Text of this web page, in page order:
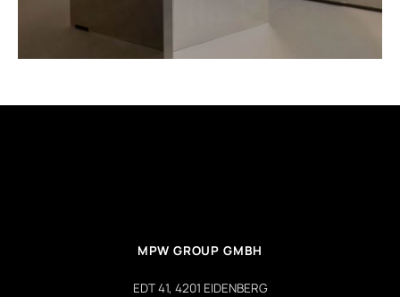
MPW GROUP GMBH
EDT 41, 4201 EIDENBERG